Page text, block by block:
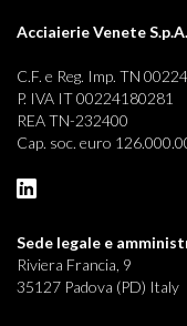
Acciaierie Venete S.p.A.
C.F. e Reg. Imp. TN
P. IVA IT 00224180281
REA TN-232400
Cap. soc. euro
Sede legale e
Riviera Francia, 9
35127 Padova (PD) Italy